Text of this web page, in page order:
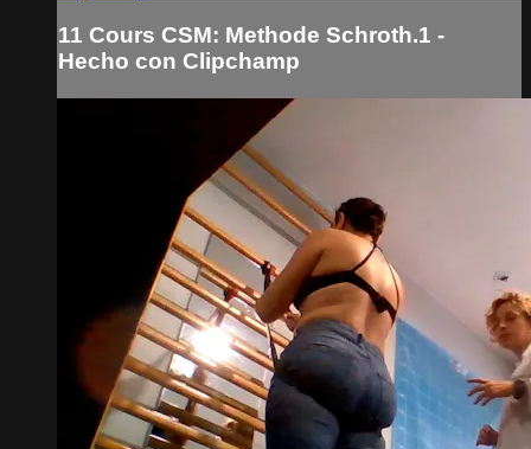
11 Cours CSM: Methode Schroth.1 ‐
Hecho con Clipchamp